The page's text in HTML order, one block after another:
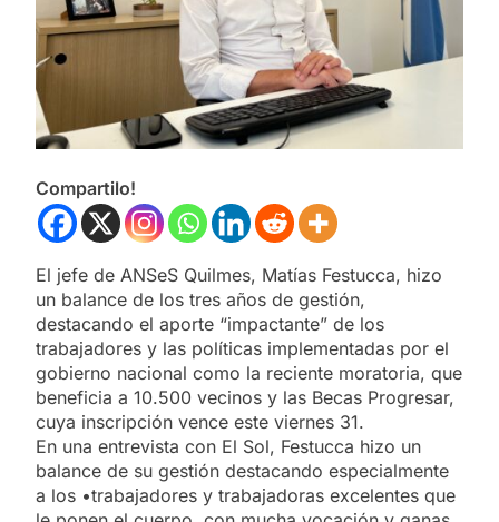
Compartilo!
El jefe de ANSeS Quilmes, Matías Festucca, hizo
un balance de los tres años de gestión,
destacando el aporte “impactante” de los
trabajadores y las políticas implementadas por el
gobierno nacional como la reciente moratoria, que
beneficia a 10.500 vecinos y las Becas Progresar,
cuya inscripción vence este viernes 31.
En una entrevista con El Sol, Festucca hizo un
balance de su gestión destacando especialmente
a los •trabajadores y trabajadoras excelentes que